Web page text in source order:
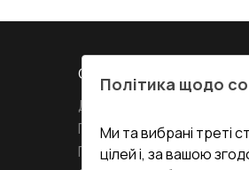
СЕРВІС ТА
Доставка і Оплата
Гарантія та Сервіс
Повернення товару
Політика щодо
Ми та вибрані треті
цілей і, за вашою